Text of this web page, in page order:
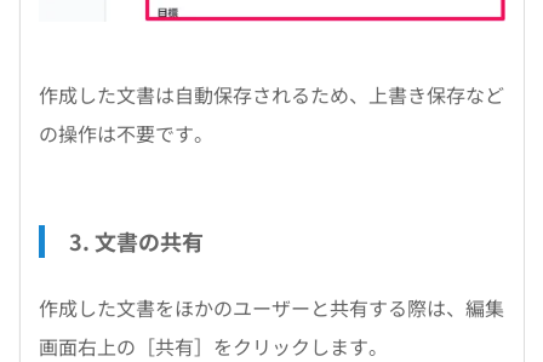
作成した文書は自動保存されるため、上書き保存など
の操作は不要です。
3. 文書の共有
作成した文書をほかのユーザーと共有する際は、編集
画面右上の［共有］をクリックします。